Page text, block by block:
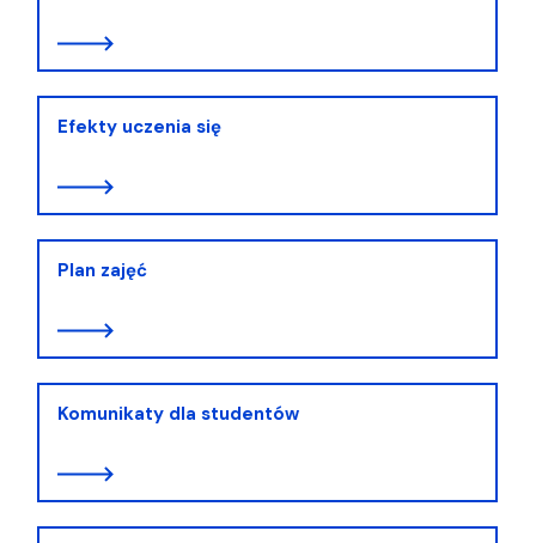
Efekty uczenia się
Plan zajęć
Komunikaty dla studentów